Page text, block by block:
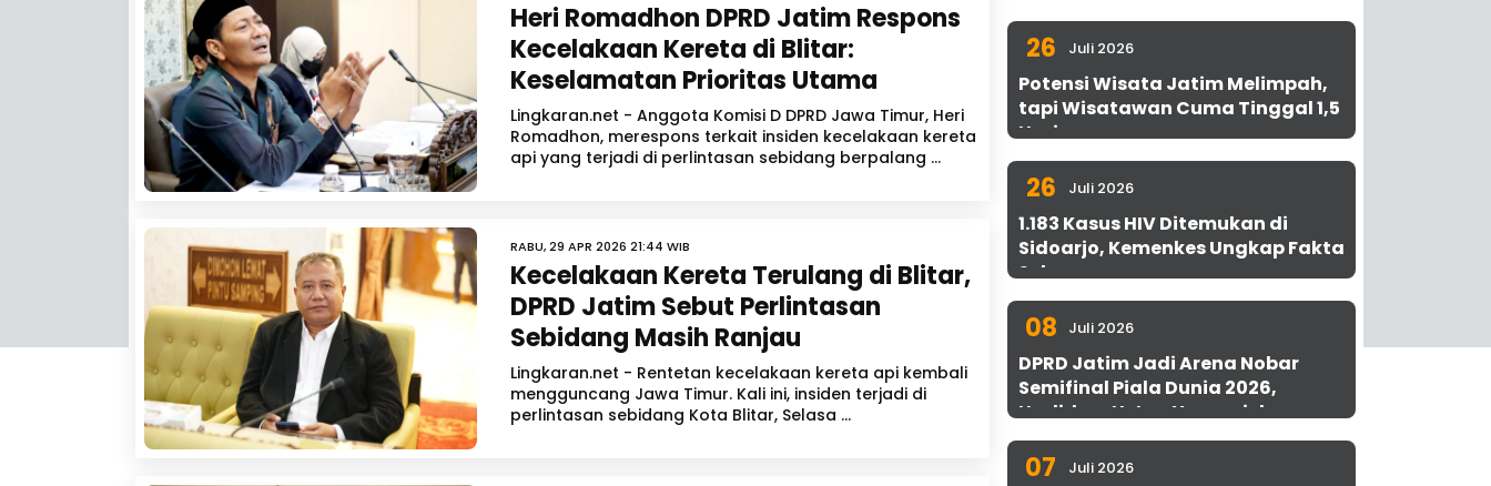
Heri Romadhon DPRD Jatim Respons
Kecelakaan Kereta di Blitar:
Keselamatan Prioritas Utama
Lingkaran.net - Anggota Komisi D DPRD Jawa Timur, Heri
Romadhon, merespons terkait insiden kecelakaan kereta
api yang terjadi di perlintasan sebidang berpalang ...
RABU, 29 APR 2026 21:44 WIB
Kecelakaan Kereta Terulang di Blitar,
DPRD Jatim Sebut Perlintasan
Sebidang Masih Ranjau
Lingkaran.net - Rentetan kecelakaan kereta api kembali
mengguncang Jawa Timur. Kali ini, insiden terjadi di
perlintasan sebidang Kota Blitar, Selasa ...
26 Juli 2026
Potensi Wisata Jatim Melimpah,
tapi Wisatawan Cuma Tinggal 1,5
Hari
26 Juli 2026
1.183 Kasus HIV Ditemukan di
Sidoarjo, Kemenkes Ungkap Fakta
Sebenarnya
08 Juli 2026
DPRD Jatim Jadi Arena Nobar
Semifinal Piala Dunia 2026,
Hadirkan Uston Nawawi dan
UMKM Gratis untuk 1.000 Warga
07 Juli 2026